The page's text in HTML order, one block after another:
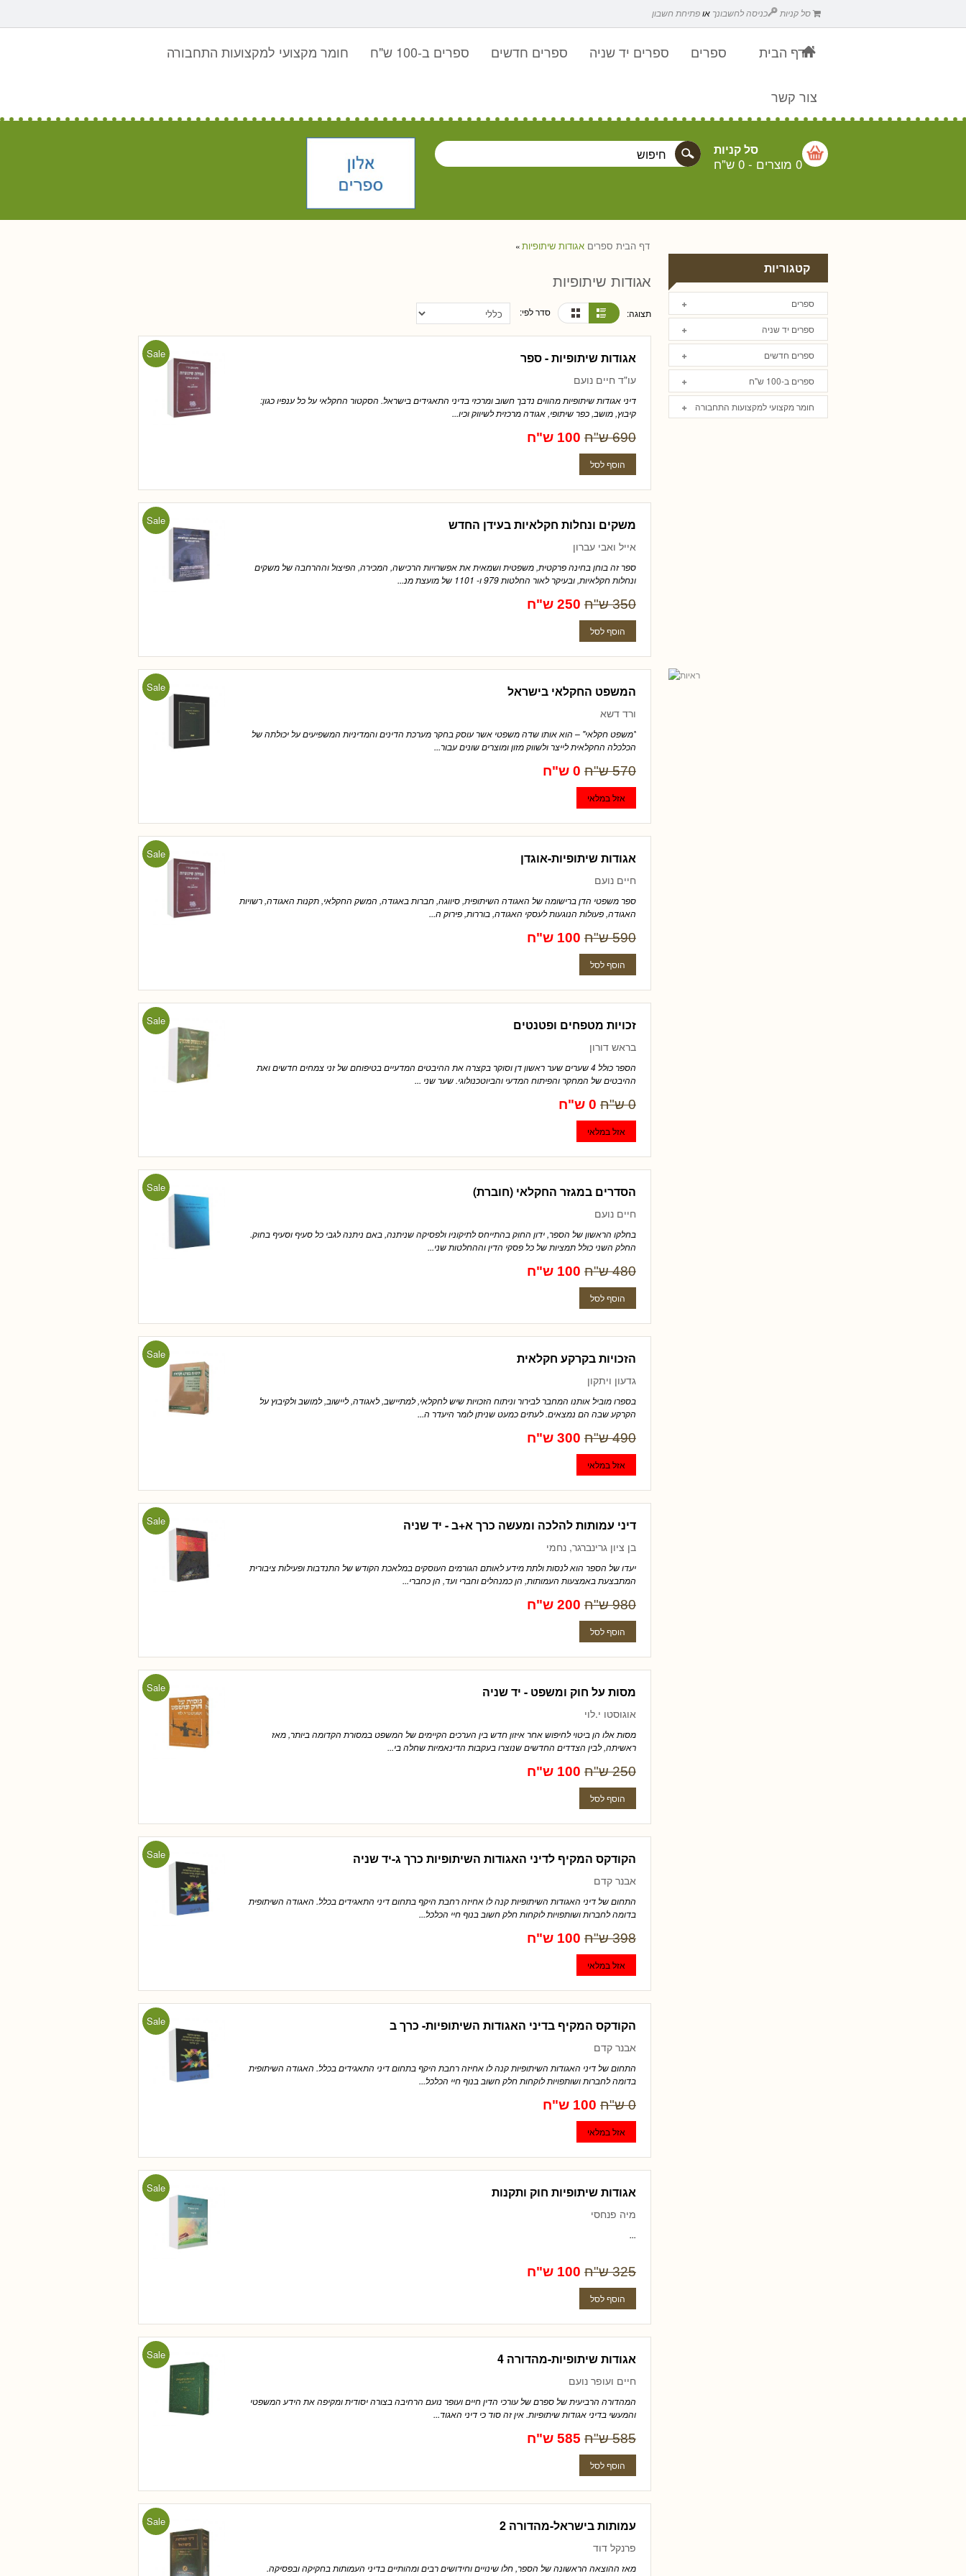
סל קניות כניסה לחשבונך אופתיחת חשבון
דף הבית ספרים ספרים יד שניה ספרים חדשים ספרים ב-100 ש"ח חומר מקצועי למקצועות התחבורה
צור קשר
סל קניות
0 מוצרים - 0 ש"ח
דף הבית ספרים »אגודות שיתופיות
אגודות שיתופיות
סדר לפי: תצוגה:
Sale אגודות שיתופיות - ספר
עו"ד חיים נועם
דיני אגודות שיתופיות מהווים נדבך חשוב ומרכזי בדיני התאגידים בישראל. הסקטור החקלאי על כל ענפיו כגון:
קיבוץ, מושב, כפר שיתופי, אגודה מרכזית לשיווק וכיו...
690 ש"ח 100 ש"ח
Sale משקים ונחלות חקלאיות בעידן החדש
אייל ואבי עברון
ספר זה בוחן בחינה פרקטית, משפטית ושמאית את אפשרויות הרכישה, המכירה, הפיצול וההרחבה של משקים
ונחלות חקלאיות, ובעיקר לאור החלטות 979 ו- 1101 של מועצת מנ...
350 ש"ח 250 ש"ח
Sale המשפט החקלאי בישראל
ורד דשא
"משפט חקלאי" – הוא אותו שדה משפטי אשר עוסק בחקר מערכת הדינים והמדיניות המשפיעים על יכולתה של
הכלכלה החקלאית לייצר ולשווק מזון ומוצרים שונים עבור...
570 ש"ח 0 ש"ח
Sale אגודות שיתופיות-אוגדן
חיים נועם
ספר משפטי הדן ברישומה של האגודה השיתופית, סיווגה, חברות באגודה, המשק החקלאי, תקנות האגודה, רשויות
האגודה, פעולות הנוגעות לעסקי האגודה, בוררות, פירוק ה...
590 ש"ח 100 ש"ח
Sale זכויות מטפחים ופטנטים
בראש דורון
הספר כולל 4 שערים שער ראשון דן וסוקר בקצרה את ההיבטים המדעיים בטיפוחם של זני צמחים חדשים ואת
ההיבטים של המחקר והפיתוח המדעי והביוטכנולוגי. שער שני ...
0 ש"ח 0 ש"ח
Sale הסדרים במגזר החקלאי (חוברת)
חיים נועם
בחלקו הראשון של הספר, ידון החוק בהתייחס לתיקוניו ולפסיקה שניתנה, באם ניתנה לגבי כל סעיף וסעיף בחוק.
החלק השני כולל תמציות של כל פסקי הדין וההחלטות שני...
480 ש"ח 100 ש"ח
Sale הזכויות בקרקע חקלאית
גדעון ויתקון
בספרו מוביל אותנו המחבר לבירור וניתוח הזכויות שיש לחקלאי, למתיישב, לאגודה, ליישוב, למושב ולקיבוץ על
הקרקע שבה הם נמצאים. לעתים כמעט שניתן לומר היעדר ה...
490 ש"ח 300 ש"ח
Sale דיני עמותות להלכה ומעשה כרך א+ב - יד שניה
בן ציון גרינברגר, נחמי
יעדו של הספר הוא לנסות ולתת מידע לאותם הגורמים העוסקים במלאכת הקודש של התנדבות ופעילות ציבורית
המתבצעת באמצעות העמותות, הן כמנהלים וחברי ועד, הן כחברי...
980 ש"ח 200 ש"ח
Sale מסות על חוק ומשפט - יד שניה
אוגוסטו י.לוי
מסות אלו הן ביטוי לחיפוש אחר איזון חדש בין הערכים הקיימים של המשפט במסורת הקדומה ביותר, מאז
ראשיתה, לבין הצדדים החדשים שנוצרו בעקבות הדינאמיות שחלה בי...
250 ש"ח 100 ש"ח
Sale הקודקס המקיף לדיני האגודות השיתופיות כרך ג-יד שניה
אבנר קדם
התחום של דיני האגודות השיתופיות קנה לו אחיזה רחבת היקף בתחום דיני התאגידים בכלל. האגודה השיתופית
בדומה לחברות ושותפויות לוקחות חלק חשוב בנוף חיי הכלכל...
398 ש"ח 100 ש"ח
Sale הקודקס המקיף בדיני האגודות השיתופיות- כרך ב
אבנר קדם
התחום של דיני האגודות השיתופיות קנה לו אחיזה רחבת היקף בתחום דיני התאגידים בכלל. האגודה השיתופית
בדומה לחברות ושותפויות לוקחות חלק חשוב בנוף חיי הכלכל...
0 ש"ח 100 ש"ח
Sale אגודות שיתופיות חוק ותקנות
מיה פנחסי
...
325 ש"ח 100 ש"ח
Sale אגודות שיתופיות-מהדורה 4
חיים ועופר נועם
המהדורה הרביעית של ספרם של עורכי הדין חיים ועופר נועם הרחיבה בצורה יסודית ומקיפה את הידע המשפטי
והמעשי בדיני אגודות שיתופיות. אין זה סוד כי דיני האגוד...
585 ש"ח 585 ש"ח
Sale עמותות בישראל-מהדורה 2
פרנקל דוד
מאז ההוצאה הראשונה של הספר, חלו שינויים וחידושים רבים ומהותיים בדיני העמותות בחקיקה ובפסיקה.
קטגוריות
ספרים
ספרים יד שניה
ספרים חדשים
ספרים ב-100 ש"ח
חומר מקצועי למקצועות התחבורה